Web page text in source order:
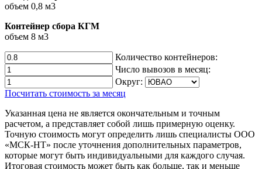
объем 0,8 м3
Контейнер сбора КГМ
объем 8 м3
Количество контейнеров:
Число вывозов в месяц:
Округ:
Посчитать стоимость за месяц
Указанная цена не является окончательным и точным
расчетом, а представляет собой лишь примерную оценку.
Точную стоимость могут определить лишь специалисты ООО
«МСК-НТ» после уточнения дополнительных параметров,
которые могут быть индивидуальными для каждого случая.
Итоговая стоимость может быть как больше, так и меньше